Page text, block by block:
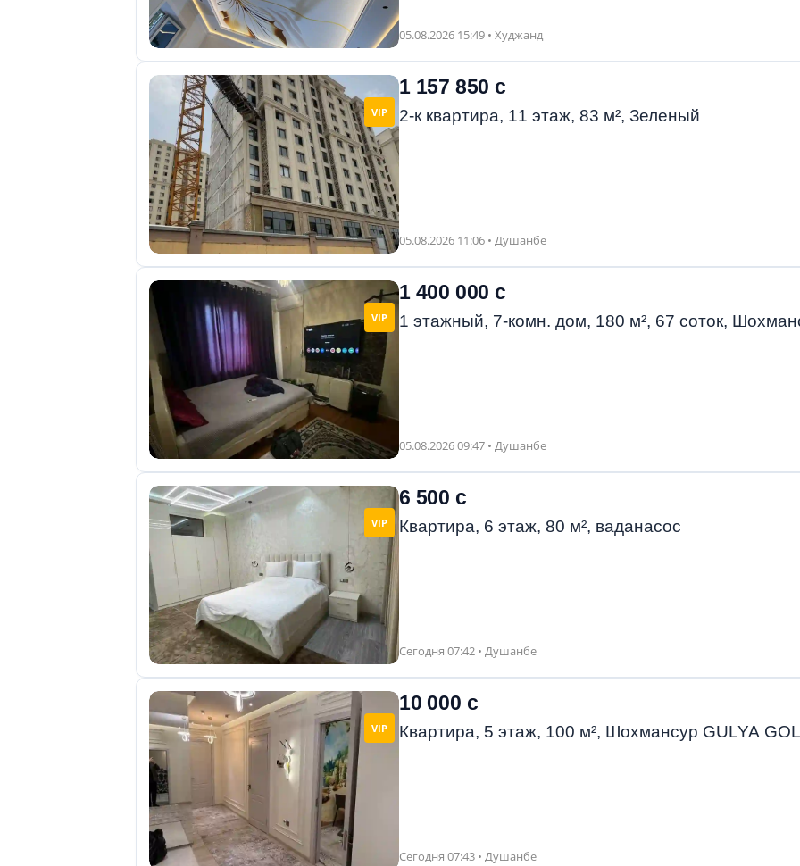
05.08.2026 15:49 • Худжанд
VIP
1 157 850 с
2-к квартира, 11 этаж, 83 м², Зеленый
05.08.2026 11:06 • Душанбе
VIP
1 400 000 с
1 этажный, 7-комн. дом, 180 м², 67 соток,
05.08.2026 09:47 • Душанбе
VIP
6 500 с
Квартира, 6 этаж, 80 м², ваданасос
Сегодня 07:42 • Душанбе
VIP
10 000 с
Квартира, 5 этаж, 100 м², Шохмансур GULYA
Сегодня 07:43 • Душанбе